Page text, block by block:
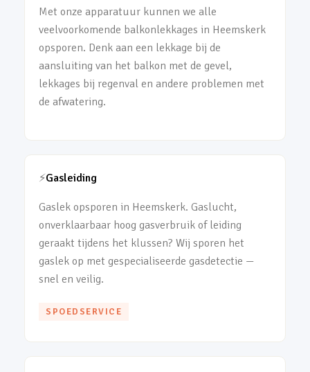
Met onze apparatuur kunnen we alle
veelvoorkomende balkonlekkages in Heemskerk
opsporen. Denk aan een lekkage bij de
aansluiting van het balkon met de gevel,
lekkages bij regenval en andere problemen met
de afwatering.
⚡Gasleiding
Gaslek opsporen in Heemskerk. Gaslucht,
onverklaarbaar hoog gasverbruik of leiding
geraakt tijdens het klussen? Wij sporen het
gaslek op met gespecialiseerde gasdetectie —
snel en veilig.
SPOEDSERVICE